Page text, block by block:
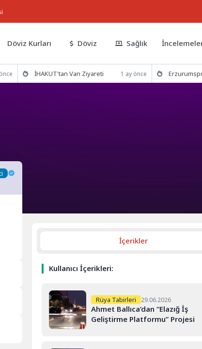
Döviz Kurları Döviz Sağlık
İHAKUT'tan Van Ziyareti 1 ay önce Erzurumspor FK Kamp
İçerikler
Kullanıcı İçerikleri:
Rüya Tabirleri 29.06.2026
Ahmet Ballıca’dan “Elazığ İş
Geliştirme Platformu” Projesi